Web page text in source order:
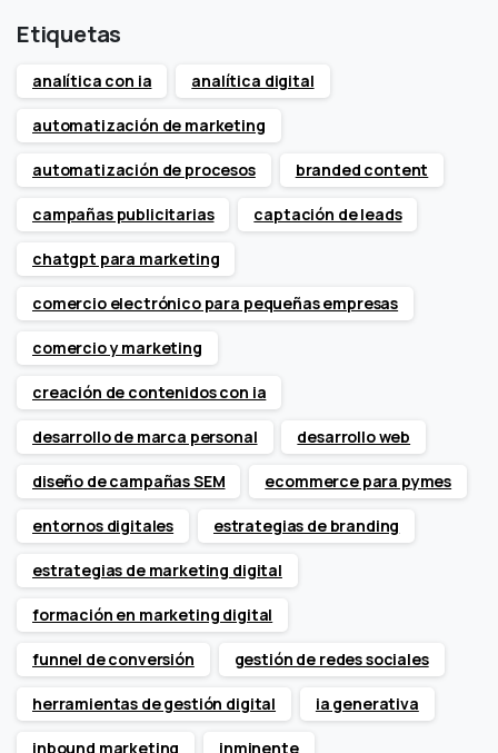
Etiquetas
analítica con ia analítica digital
automatización de marketing
automatización de procesos branded content
campañas publicitarias captación de leads
chatgpt para marketing
comercio electrónico para pequeñas empresas
comercio y marketing
creación de contenidos con ia
desarrollo de marca personal desarrollo web
diseño de campañas SEM ecommerce para pymes
entornos digitales estrategias de branding
estrategias de marketing digital
formación en marketing digital
funnel de conversión gestión de redes sociales
herramientas de gestión digital ia generativa
inbound marketing inminente